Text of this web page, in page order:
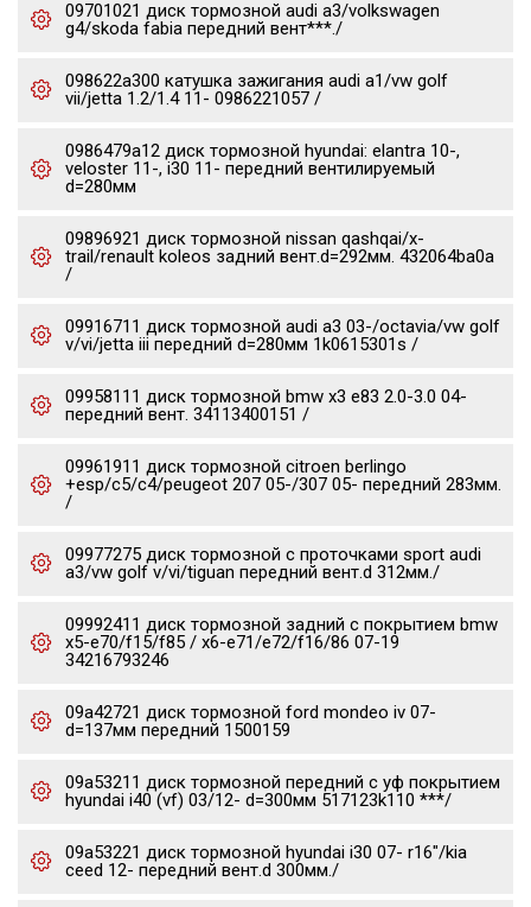
09701021 диск тормозной audi a3/volkswagen
g4/skoda fabia передний вент***./
098622a300 катушка зажигания audi a1/vw golf
vii/jetta 1.2/1.4 11- 0986221057 /
0986479a12 диск тормозной hyundai: elantra 10-,
veloster 11-, i30 11- передний вентилируемый
d=280мм
09896921 диск тормозной nissan qashqai/x-
trail/renault koleos задний вент.d=292мм. 432064ba0a
/
09916711 диск тормозной audi a3 03-/octavia/vw golf
v/vi/jetta iii передний d=280мм 1k0615301s /
09958111 диск тормозной bmw x3 e83 2.0-3.0 04-
передний вент. 34113400151 /
09961911 диск тормозной citroen berlingo
+esp/c5/c4/peugeot 207 05-/307 05- передний 283мм.
/
09977275 диск тормозной c проточками sport audi
a3/vw golf v/vi/tiguan передний вент.d 312мм./
09992411 диск тормозной задний с покрытием bmw
x5-e70/f15/f85 / x6-e71/e72/f16/86 07-19
34216793246
09a42721 диск тормозной ford mondeo iv 07-
d=137мм передний 1500159
09a53211 диск тормозной передний с уф покрытием
hyundai i40 (vf) 03/12- d=300мм 517123k110 ***/
09a53221 диск тормозной hyundai i30 07- r16"/kia
ceed 12- передний вент.d 300мм./